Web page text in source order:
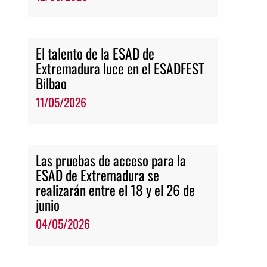
El talento de la ESAD de
Extremadura luce en el ESADFEST
Bilbao
11/05/2026
Las pruebas de acceso para la
ESAD de Extremadura se
realizarán entre el 18 y el 26 de
junio
04/05/2026